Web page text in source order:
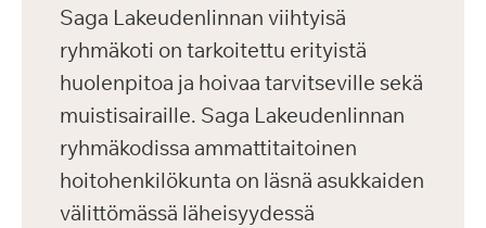
Saga Lakeudenlinnan viihtyisä
ryhmäkoti on tarkoitettu erityistä
huolenpitoa ja hoivaa tarvitseville sekä
muistisairaille. Saga Lakeudenlinnan
ryhmäkodissa ammattitaitoinen
hoitohenkilökunta on läsnä asukkaiden
välittömässä läheisyydessä